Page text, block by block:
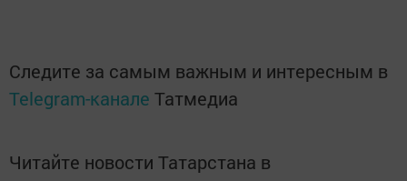
Следите за самым важным и интересным в
Telegram-канале Татмедиа
Читайте новости Татарстана в